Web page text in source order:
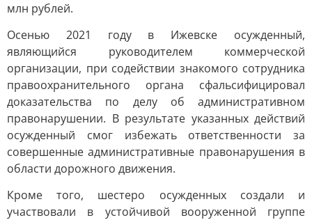
млн рублей.
Осенью 2021 году в Ижевске осужденный,
являющийся руководителем коммерческой
организации, при содействии знакомого сотрудника
правоохранительного органа сфальсифицировал
доказательства по делу об административном
правонарушении. В результате указанных действий
осужденный смог избежать ответственности за
совершенные административные правонарушения в
области дорожного движения.
Кроме того, шестеро осужденных создали и
участвовали в устойчивой вооруженной группе